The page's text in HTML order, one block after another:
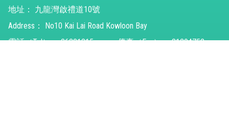
地址：
九龍灣啟禮道10號
Address：
No10 Kai Lai Road Kowloon Bay
電話（Tel）： 26821315 傳真（Fax）： 31294752